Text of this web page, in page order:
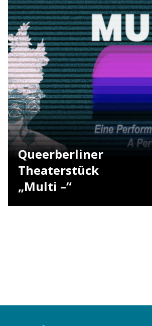
Queerberliner
Theaterstück
„Multi –“